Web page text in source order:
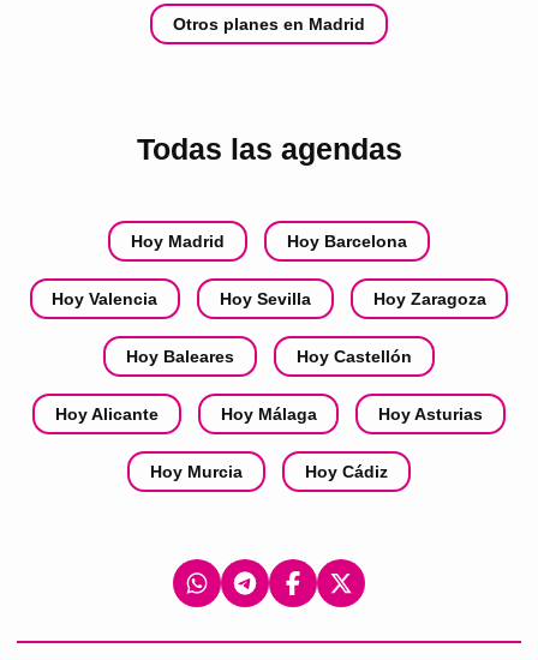
Otros planes en Madrid
Todas las agendas
Hoy Madrid Hoy Barcelona
Hoy Valencia Hoy Sevilla Hoy Zaragoza
Hoy Baleares Hoy Castellón
Hoy Alicante Hoy Málaga Hoy Asturias
Hoy Murcia Hoy Cádiz